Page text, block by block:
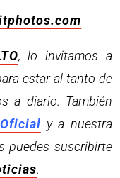
, lo invitamos a
estar al tanto de
a diario. También
y a nuestra
puedes suscribirte
.